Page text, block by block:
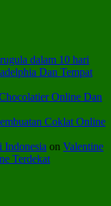
dalam 10 hari
Dan Tempat
Online Dan
Coklat Online
Indonesia on Valentine
Terdekat